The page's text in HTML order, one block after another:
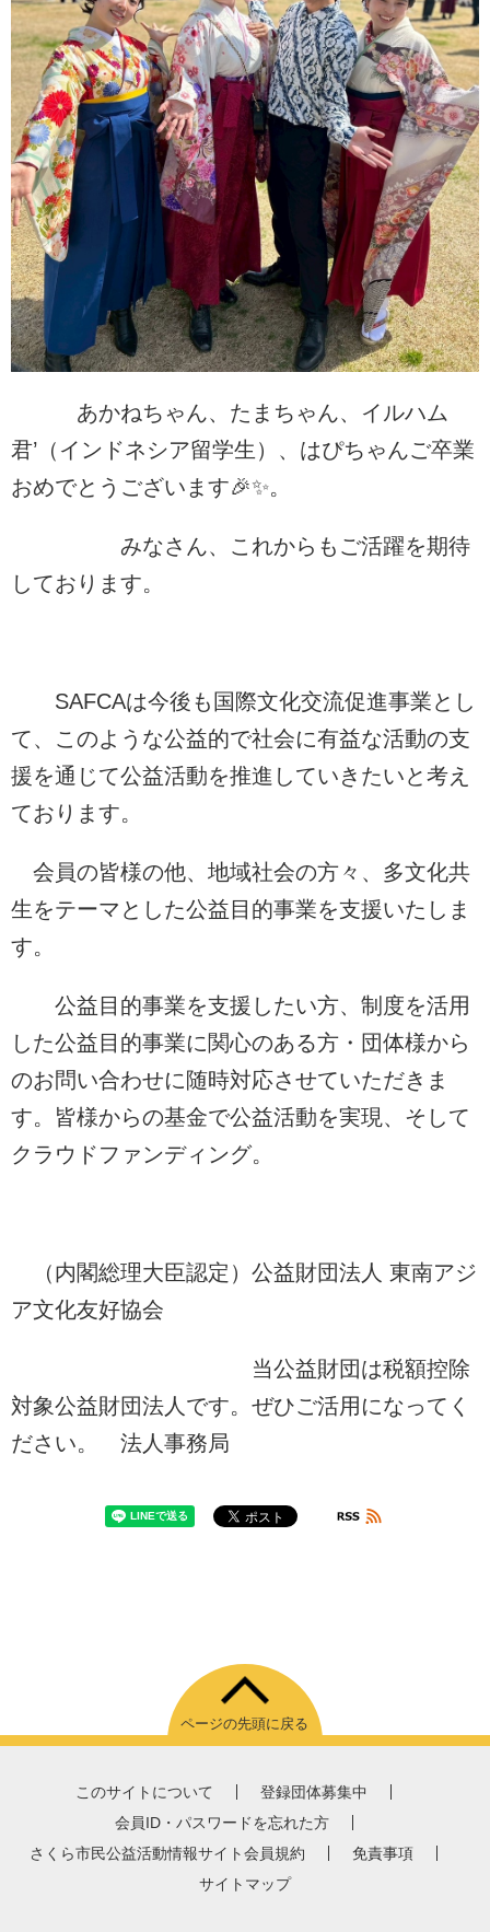
あかねちゃん、たまちゃん、イルハム
君’（インドネシア留学生）、はぴちゃんご卒業
おめでとうございます🎉✨。
みなさん、これからもご活躍を期待
しております。
SAFCAは今後も国際文化交流促進事業とし
て、このような公益的で社会に有益な活動の支
援を通じて公益活動を推進していきたいと考え
ております。
会員の皆様の他、地域社会の方々、多文化共
生をテーマとした公益目的事業を支援いたしま
す。
公益目的事業を支援したい方、制度を活用
した公益目的事業に関心のある方・団体様から
のお問い合わせに随時対応させていただきま
す。皆様からの基金で公益活動を実現、そして
クラウドファンディング。
（内閣総理大臣認定）公益財団法人 東南アジ
ア文化友好協会
当公益財団は税額控除
対象公益財団法人です。ぜひご活用になってく
ださい。 法人事務局
ページの先頭に戻る
このサイトについて
登録団体募集中
会員ID・パスワードを忘れた方
さくら市民公益活動情報サイト会員規約
免責事項
サイトマップ